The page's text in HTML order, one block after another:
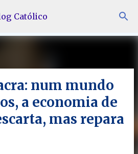
o conteúdo principal
Católico
num mundo
a economia de
mas repara